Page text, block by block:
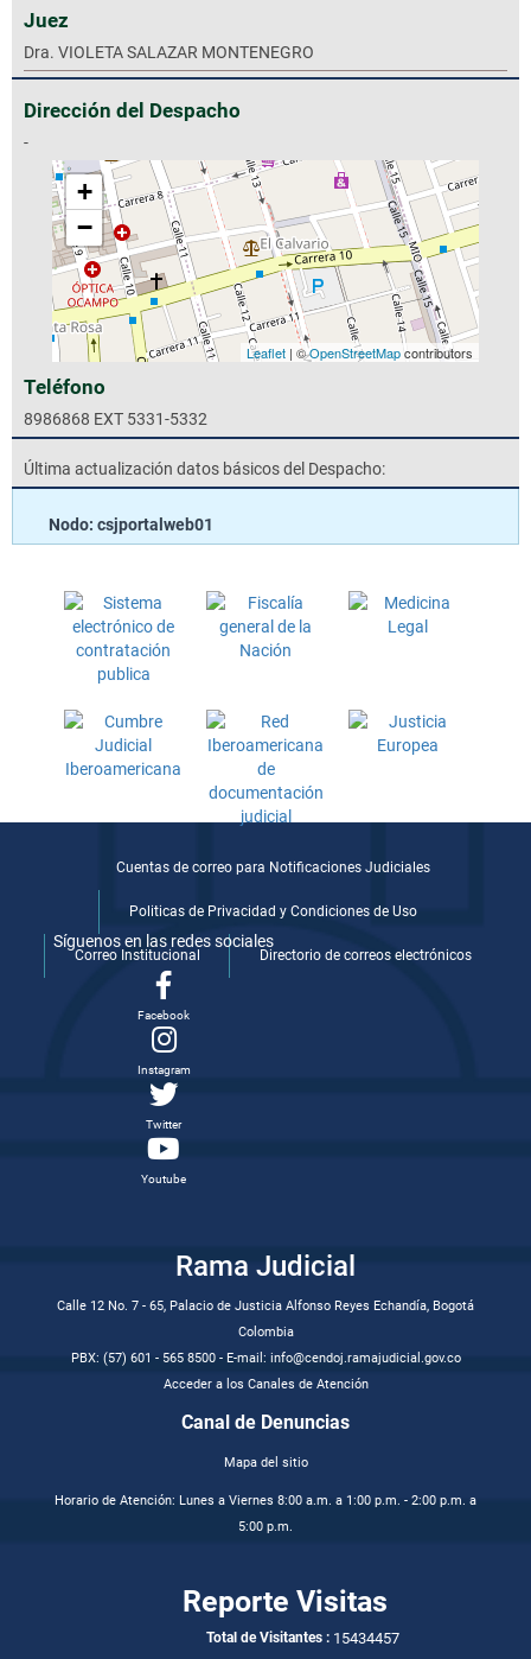
Juez
Dra. VIOLETA SALAZAR MONTENEGRO
Dirección del Despacho
-
+
−
Leaflet| ©OpenStreetMapcontributors
Teléfono
8986868 EXT 5331-5332
Última actualización datos básicos del Despacho:
Nodo: csjportalweb01
Cuentas de correo para Notificaciones Judiciales
Politicas de Privacidad y Condiciones de Uso
Correo Institucional Directorio de correos electrónicos
Síguenos en las redes sociales
Facebook
Instagram
Twitter
Youtube
Rama Judicial
Calle 12 No. 7 - 65, Palacio de Justicia Alfonso Reyes Echandía, Bogotá
Colombia
PBX: (57) 601 - 565 8500 - E-mail: info@cendoj.ramajudicial.gov.co
Acceder a los Canales de Atención
Canal de Denuncias
Mapa del sitio
Horario de Atención: Lunes a Viernes 8:00 a.m. a 1:00 p.m. - 2:00 p.m. a
5:00 p.m.
Reporte Visitas
Total de Visitantes : 15434457